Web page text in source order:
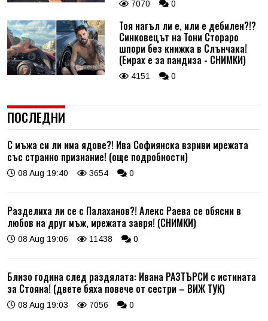
7070 0
Тоя нагъл ли е, или е дебилен?!?
Синковецът на Тони Стораро
шпори без книжка в Слънчака!
(Емрах е за пандиза - СНИМКИ)
4151 0
ПОСЛЕДНИ
С мъжа си ли има ядове?! Ива Софиянска взриви мрежата
със странно признание! (още подробности)
08 Aug 19:40 3654 0
Разделиха ли се с Палаханов?! Алекс Раева се обясни в
любов на друг мъж, мрежата завря! (СНИМКИ)
08 Aug 19:06 11438 0
Близо година след раздялата: Ивана РАЗТЪРСИ с истината
за Стояна! (двете бяха повече от сестри – ВИЖ ТУК)
08 Aug 19:03 7056 0